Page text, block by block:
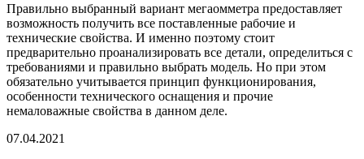
Правильно выбранный вариант мегаомметра предоставляет
возможность получить все поставленные рабочие и
технические свойства. И именно поэтому стоит
предварительно проанализировать все детали, определиться с
требованиями и правильно выбрать модель. Но при этом
обязательно учитывается принцип функционирования,
особенности технического оснащения и прочие
немаловажные свойства в данном деле.
07.04.2021